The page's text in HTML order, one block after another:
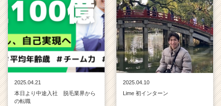
2025.04.21
本日より中途入社 脱毛業界から
の転職
2025.04.10
Lime 初インターン